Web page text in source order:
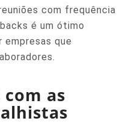
com frequência
é um ótimo
empresas que
as